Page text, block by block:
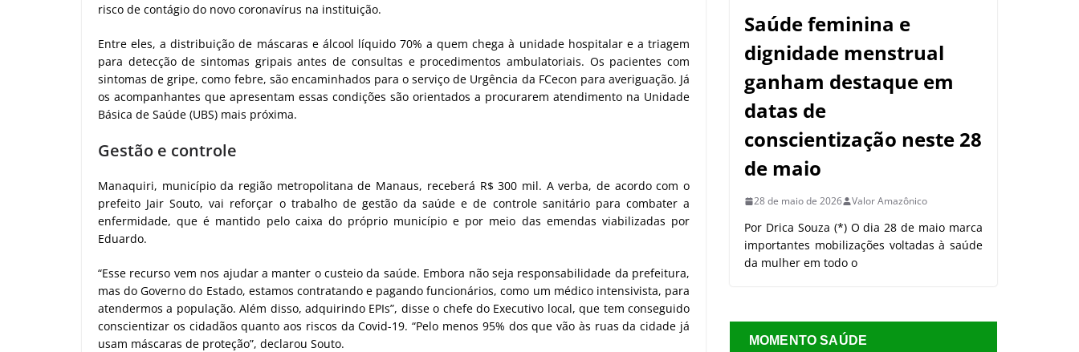
risco de contágio do novo coronavírus na instituição.
Entre eles, a distribuição de máscaras e álcool líquido 70% a quem chega à unidade hospitalar e a triagem
para detecção de sintomas gripais antes de consultas e procedimentos ambulatoriais. Os pacientes com
sintomas de gripe, como febre, são encaminhados para o serviço de Urgência da FCecon para averiguação. Já
os acompanhantes que apresentam essas condições são orientados a procurarem atendimento na Unidade
Básica de Saúde (UBS) mais próxima.
Gestão e controle
Manaquiri, município da região metropolitana de Manaus, receberá R$ 300 mil. A verba, de acordo com o
prefeito Jair Souto, vai reforçar o trabalho de gestão da saúde e de controle sanitário para combater a
enfermidade, que é mantido pelo caixa do próprio município e por meio das emendas viabilizadas por
Eduardo.
“Esse recurso vem nos ajudar a manter o custeio da saúde. Embora não seja responsabilidade da prefeitura,
mas do Governo do Estado, estamos contratando e pagando funcionários, como um médico intensivista, para
atendermos a população. Além disso, adquirindo EPIs”, disse o chefe do Executivo local, que tem conseguido
conscientizar os cidadãos quanto aos riscos da Covid-19. “Pelo menos 95% dos que vão às ruas da cidade já
usam máscaras de proteção”, declarou Souto.
Saúde feminina e
dignidade menstrual
ganham destaque em
datas de
conscientização neste 28
de maio
28 de maio de 2026 Valor Amazônico
Por Drica Souza (*) O dia 28 de maio marca
importantes mobilizações voltadas à saúde
da mulher em todo o
MOMENTO SAÚDE